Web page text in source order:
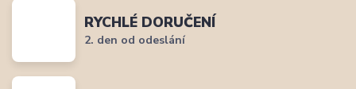
RYCHLÉ DORUČENÍ
2. den od odeslání